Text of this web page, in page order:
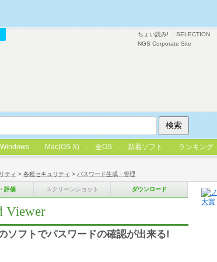
ティ > 各種セキュリティ > パスワード生成・管理
評価 スクリーンショット ダウンロード
Viewer
ソフトでパスワードの確認が出来る!
ちょい読み! SELECTION
NGS Corporate Site
Windows Mac(OS X) 全OS 新着ソフト ランキング